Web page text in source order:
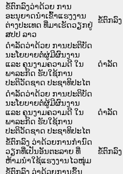
ຂໍ້ຕົກລົງວ່າດ້ວຍ ການ
ອະນຸຍາດນໍາເຂົ້າແຮງງານ
ຕ່າງປະເທດ ທີ່ມາເຮັດວຽກຢູ່
ສປປ ລາວ
ຂໍ້ຕົກລົງ
ດໍາລັດວ່າດ້ວຍ ການປະຕິບັດ
ນະໂຍບາຍຕໍ່ຜູ່ມີຜົນງານ
ແລະ ຄຸນງາມຄວາມດີ ໃນ
ພາລະກິດ ຮັບໃຊ້ການ
ປະຕິວັດຊາດ ປະຊາທິປະໄຕ
ດໍາລັດ
ດຳລັດວ່າດ້ວຍ ການປະຕິບັດ
ນະໂຍບາຍຕໍ່ຜູ້ມີຜົນງານ
ແລະ ຄຸນງາມຄວາມດີ ໃນ
ພາລະກິດ ຮັບໃຊ້ການ
ປະຕິວັດຊາດ ປະຊາທິປະໄຕ
ດໍາລັດ
ຂໍ້ຕົກລົງ ວ່າດ້ວຍການກຳນົດ
ວຽກທີ່ເປັນອັນຕະລາຍ ທີ່
ຫ້າມນຳໃຊ້ແຮງງານໄວໜຸ່ມ
ຂໍ້ຕົກລົງ
ຂໍ້ຕົກລົງ ວ່າດ້ວຍການຂຶ້ນ